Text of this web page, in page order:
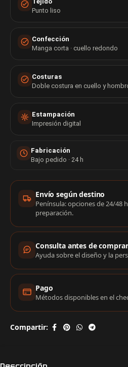
Punto liso
Confección
Manga corta · cuello redondo
Costuras
Doble costura en cuello y
Estampación
Impresión digital
Fabricación
Bajo pedido · 24 h
Información de
Envío según destino
Península: opciones de 24/48
preparación.
Consulta antes de comprar
Ayuda sobre el diseño y la
Pago
Métodos disponibles en el
Compartir: